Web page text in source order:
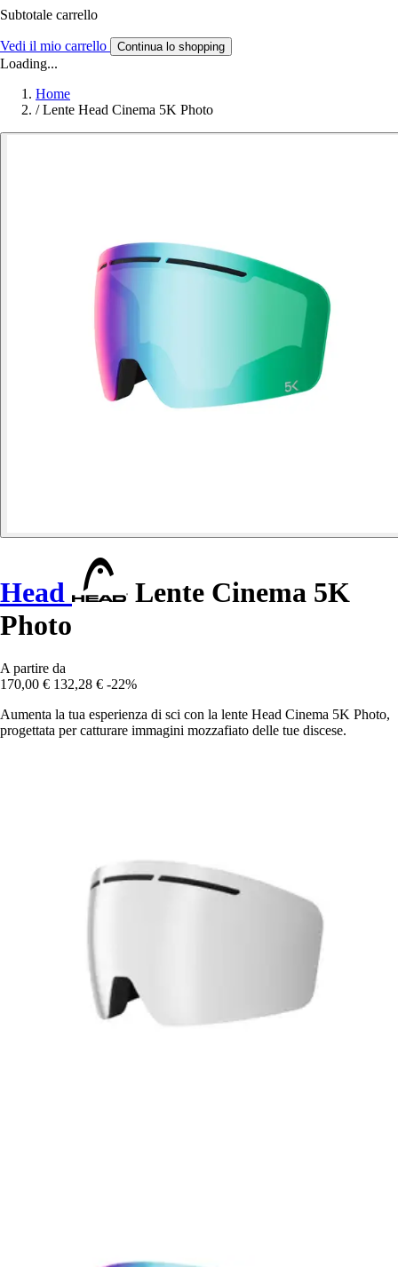
Subtotale carrello
Vedi il mio carrello Continua lo shopping
Loading...
Home
/ Lente Head Cinema 5K Photo
Head
Lente Cinema 5K
Photo
A partire da
170,00 € 132,28 € -22%
Aumenta la tua esperienza di sci con la lente Head Cinema 5K Photo,
progettata per catturare immagini mozzafiato delle tue discese.